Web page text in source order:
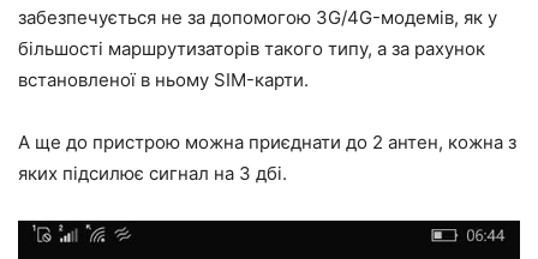
забезпечується не за допомогою 3G/4G-модемів, як у
більшості маршрутизаторів такого типу, а за рахунок
встановленої в ньому SIM-карти.
А ще до пристрою можна приєднати до 2 антен, кожна з
яких підсилює сигнал на 3 дбі.